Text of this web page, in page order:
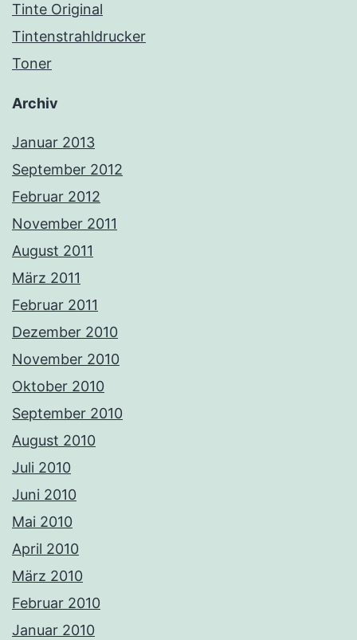
Tinte Original
Tintenstrahldrucker
Toner
Archiv
Januar 2013
September 2012
Februar 2012
November 2011
August 2011
März 2011
Februar 2011
Dezember 2010
November 2010
Oktober 2010
September 2010
August 2010
Juli 2010
Juni 2010
Mai 2010
April 2010
März 2010
Februar 2010
Januar 2010